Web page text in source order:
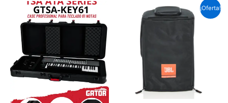
¡Oferta!
El
precio
original
S/.293.3.
El